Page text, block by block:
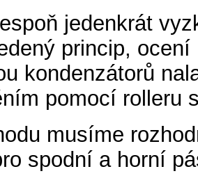
jedenkrát
princip,
kondenzátorů
pomocí rolleru
musíme
spodní a horní